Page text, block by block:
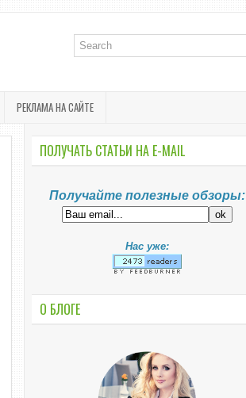
РЕКЛАМА НА САЙТЕ
ПОЛУЧАТЬ СТАТЬИ НА E-MАIL
Получайте полезные обзоры:
Нас уже:
О БЛОГЕ